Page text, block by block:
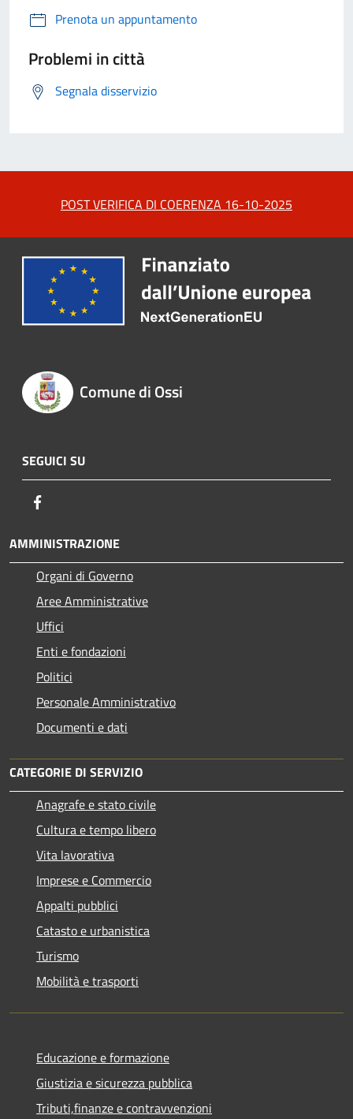
Prenota un appuntamento
Problemi in città
Segnala disservizio
POST VERIFICA DI COERENZA 16-10-2025
Comune di Ossi
SEGUICI SU
AMMINISTRAZIONE
Organi di Governo
Aree Amministrative
Uffici
Enti e fondazioni
Politici
Personale Amministrativo
Documenti e dati
CATEGORIE DI SERVIZIO
Anagrafe e stato civile
Cultura e tempo libero
Vita lavorativa
Imprese e Commercio
Appalti pubblici
Catasto e urbanistica
Turismo
Mobilità e trasporti
Educazione e formazione
Giustizia e sicurezza pubblica
Tributi,finanze e contravvenzioni